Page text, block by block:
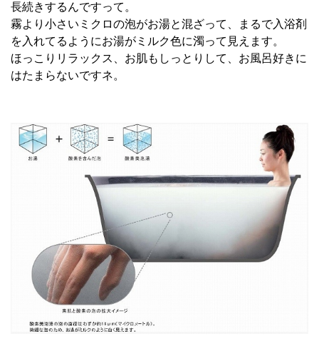
長続きするんですって。
霧より小さいミクロの泡がお湯と混ざって、まるで入浴剤
を入れてるようにお湯がミルク色に濁って見えます。
ほっこりリラックス、お肌もしっとりして、お風呂好きに
はたまらないですネ。